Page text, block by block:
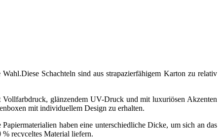
Schachteln sind aus strapazierfähigem Karton zu relativ
glänzendem UV-Druck und mit luxuriösen Akzenten
mit individuellem Design zu erhalten.
haben eine unterschiedliche Dicke, um sich an das
recyceltes Material liefern.